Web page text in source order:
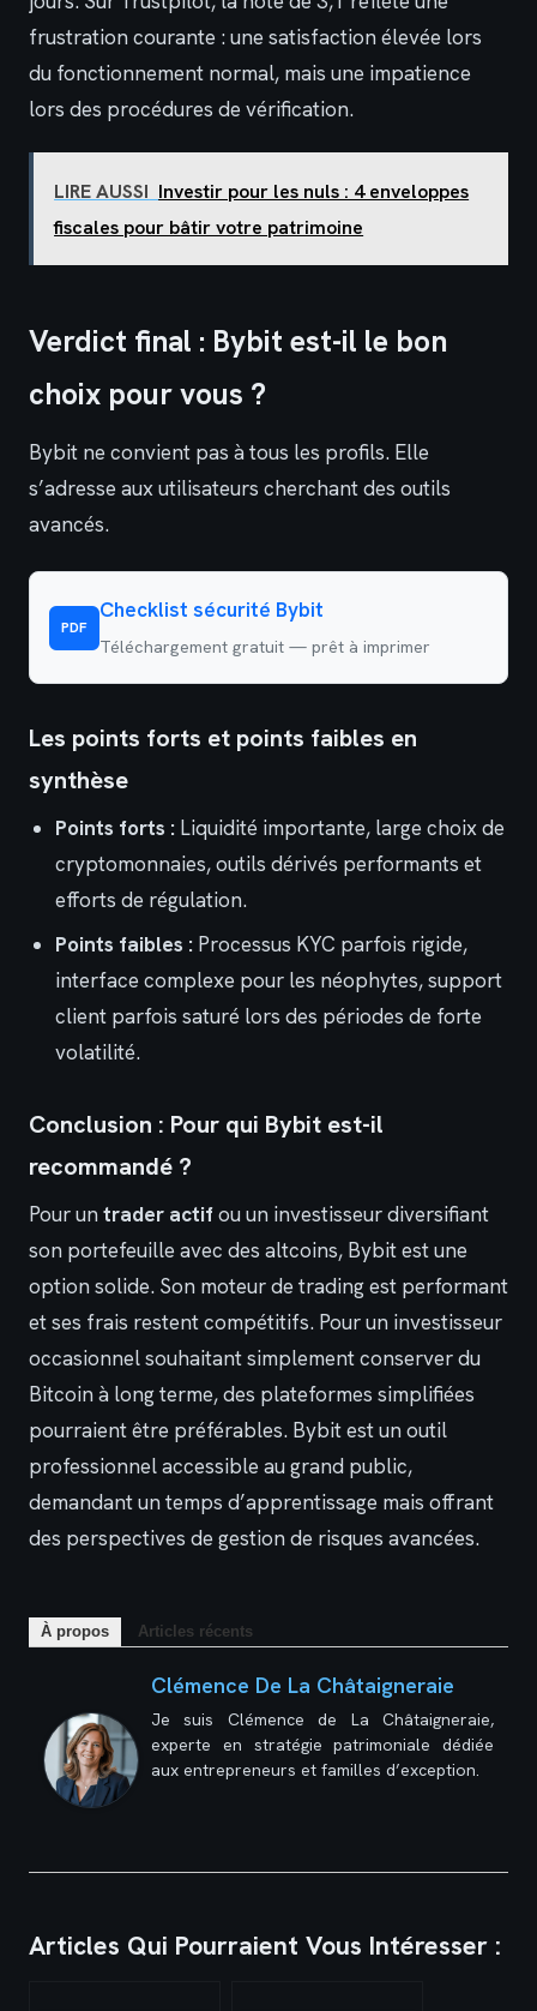
frustration courante : une satisfaction élevée lors
du fonctionnement normal, mais une impatience
lors des procédures de vérification.
LIRE AUSSI Investir pour les nuls : 4 enveloppes
fiscales pour bâtir votre patrimoine
Verdict final : Bybit est-il le bon
choix pour vous ?
Bybit ne convient pas à tous les profils. Elle
s’adresse aux utilisateurs cherchant des outils
avancés.
PDF
Checklist sécurité Bybit
Téléchargement gratuit — prêt à imprimer
Les points forts et points faibles en
synthèse
Points forts : Liquidité importante, large choix de
cryptomonnaies, outils dérivés performants et
efforts de régulation.
Points faibles : Processus KYC parfois rigide,
interface complexe pour les néophytes, support
client parfois saturé lors des périodes de forte
volatilité.
Conclusion : Pour qui Bybit est-il
recommandé ?
Pour untrader actifou un investisseur diversifiant
son portefeuille avec des altcoins, Bybit est une
option solide. Son moteur de trading est performant
et ses frais restent compétitifs. Pour un investisseur
occasionnel souhaitant simplement conserver du
Bitcoin à long terme, des plateformes simplifiées
pourraient être préférables. Bybit est un outil
professionnel accessible au grand public,
demandant un temps d’apprentissage mais offrant
des perspectives de gestion de risques avancées.
À propos Articles récents
Clémence De La Châtaigneraie
Je suis Clémence de La Châtaigneraie,
experte en stratégie patrimoniale dédiée
aux entrepreneurs et familles d’exception.
Articles Qui Pourraient Vous Intéresser :